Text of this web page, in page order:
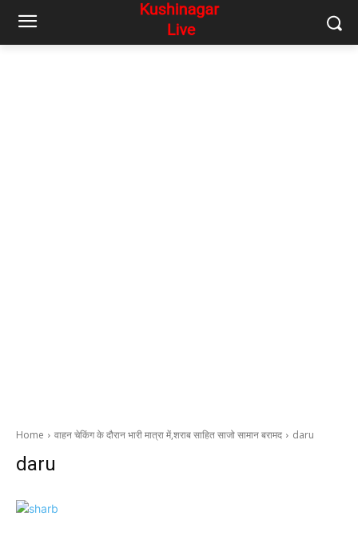
Home वाहन चेकिंग के दौरान भारी मात्रा में,शराब साहित साजो सामान बरामद daru
daru